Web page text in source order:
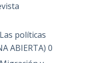
políticas
ABIERTA) 0